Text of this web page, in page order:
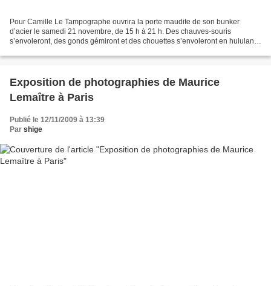
Pour Camille Le Tampographe ouvrira la porte maudite de son bunker
d’acier le samedi 21 novembre, de 15 h à 21 h. Des chauves-souris
s’envoleront, des gonds gémiront et des chouettes s’envoleront en hululant.
Exposition de photographies de Maurice
Lemaître à Paris
Publié le 12/11/2009 à 13:39
Par shige